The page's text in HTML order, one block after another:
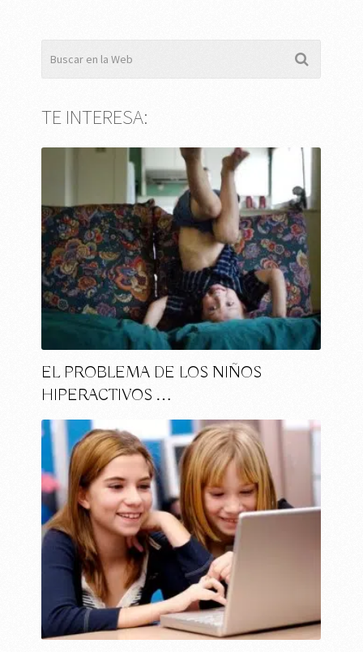
TE INTERESA:
EL PROBLEMA DE LOS NIÑOS
HIPERACTIVOS …